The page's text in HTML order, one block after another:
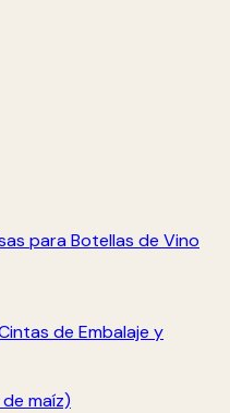
para Botellas de Vino
de Embalaje y
maíz)